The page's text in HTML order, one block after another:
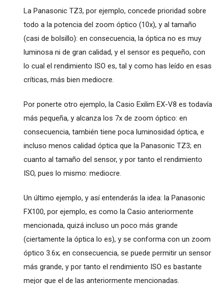
La Panasonic TZ3, por ejemplo, concede prioridad sobre
todo a la potencia del zoom óptico (10x), y al tamaño
(casi de bolsillo): en consecuencia, la óptica no es muy
luminosa ni de gran calidad, y el sensor es pequeño, con
lo cual el rendimiento ISO es, tal y como has leído en esas
críticas, más bien mediocre.
Por ponerte otro ejemplo, la Casio Exilim EX-V8 es todavía
más pequeña, y alcanza los 7x de zoom óptico: en
consecuencia, también tiene poca luminosidad óptica, e
incluso menos calidad óptica que la Panasonic TZ3; en
cuanto al tamaño del sensor, y por tanto el rendimiento
ISO, pues lo mismo: mediocre.
Un último ejemplo, y así entenderás la idea: la Panasonic
FX100, por ejemplo, es como la Casio anteriormente
mencionada, quizá incluso un poco más grande
(ciertamente la óptica lo es), y se conforma con un zoom
óptico 3.6x; en consecuencia, se puede permitir un sensor
más grande, y por tanto el rendimiento ISO es bastante
mejor que el de las anteriormente mencionadas.